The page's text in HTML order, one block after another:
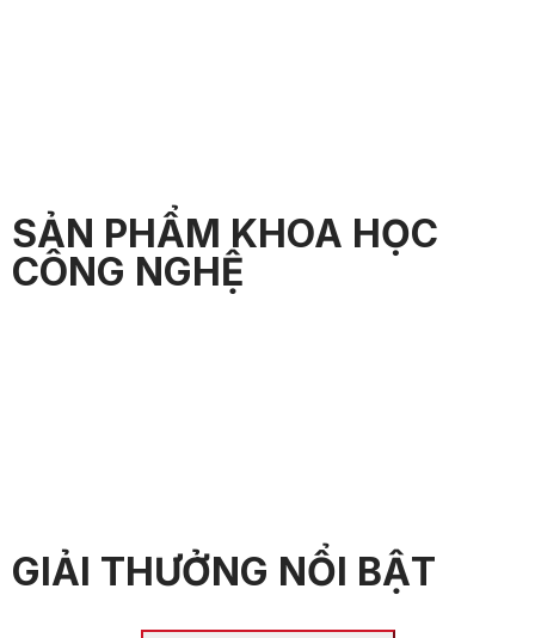
SẢN PHẨM KHOA HỌC
CÔNG NGHỆ
GIẢI THƯỞNG NỔI BẬT